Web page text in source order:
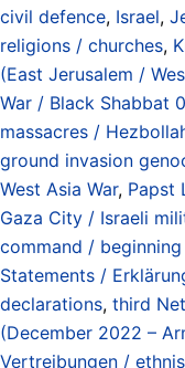
civil defence, Israel,
religions / churches,
(East Jerusalem /
War / Black Shabbat
massacres /
ground invasion
West Asia War, Papst
Gaza City / Israeli
command /
Statements /
declarations, third
(December 2022 –
Vertreibungen /